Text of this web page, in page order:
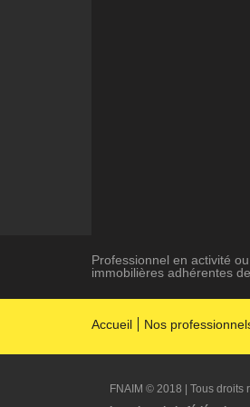
Professionnel en activité
immobilières adhérentes
Accueil Nos
FNAIM © 2018 | Tous droits